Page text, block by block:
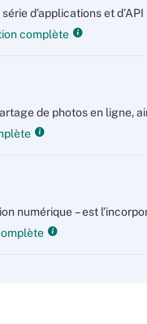
d’applications et
complète
de photos en ligne,
numérique – est